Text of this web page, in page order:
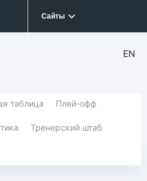
Сайты
EN
таблица Плей-офф
Тренерский штаб